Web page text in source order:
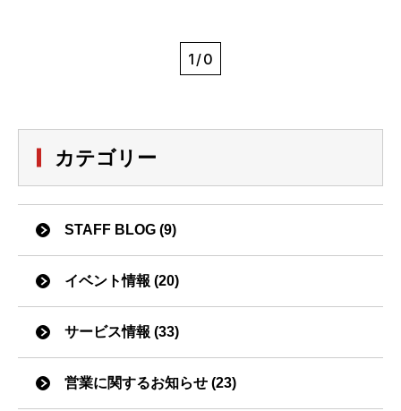
1/0
カテゴリー
STAFF BLOG (9)
イベント情報 (20)
サービス情報 (33)
営業に関するお知らせ (23)